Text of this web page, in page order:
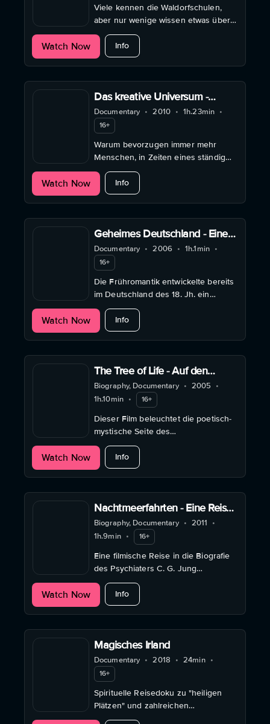
Viele kennen die Waldorfschulen,
aber nur wenige wissen etwas über
das Leben und Werk von Rudolf
Steiner (1861-1925), der sie 1919
gegründet hat.
Watch Now Infoabout Abenteuer Anthroposophie -
Das kreative Universum -
Naturwissenschaft und
Spiritualität im Dialog
Documentary • 2010 • 1h.23min •
16+
Warum bevorzugen immer mehr
Menschen, in Zeiten eines ständig
wachsenden wissenschaftlichen
Wissens, alternative Lebensmodelle.
Watch Now Infoabout Das kreative Universum -
Geheimes Deutschland - Eine
Reise zur Spiritualität der
Frühromantik
Documentary • 2006 • 1h.1min •
16+
Die Frühromantik entwickelte bereits
im Deutschland des 18. Jh. ein
Weltbild, das heute viele in
fernöstlicher Spiritualität suchen.
Watch Now Infoabout Geheimes Deutschland -
The Tree of Life - Auf den
Spuren von Dag Hammarskjöld
in Lappland
Biography, Documentary • 2005
•
1h.10min • 16+
Dieser Film beleuchtet die poetisch-
mystische Seite des
Friedensnobelpreisträgers und
Gründers der UN-Blauhelm-
Missionen Dag Hammarskjöld.
Watch Now Infoabout The Tree of Life - Auf den
Nachtmeerfahrten - Eine Reise
in die Psychologie von C.G.
Jung
Biography, Documentary • 2011
•
1h.9min • 16+
Eine filmische Reise in die Biografie
des Psychiaters C. G. Jung
(1875−1961) und in die wirkmächtige
Welt der Mythen, Träume und
Symbole.
Watch Now Infoabout Nachtmeerfahrten - Eine
Magisches Irland
Documentary • 2018 • 24min •
16+
Spirituelle Reisedoku zu "heiligen
Plätzen" und zahlreichen
Quellheiligtümern Irlands, die noch